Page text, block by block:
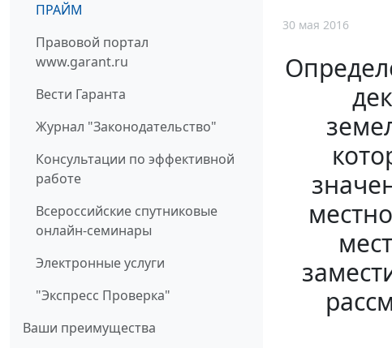
ПРАЙМ
Правовой портал
www.garant.ru
Вести Гаранта
Журнал "Законодательство"
Консультации по эффективной
работе
Всероссийские спутниковые
онлайн-семинары
Электронные услуги
"Экспресс Проверка"
Ваши преимущества
30 мая 2016